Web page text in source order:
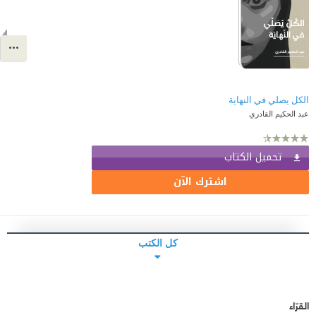
الكل يصلي في النهاية
عبد الحكيم القادري
تحميل الكتاب
اشترك الآن
كل الكتب
القرّاء